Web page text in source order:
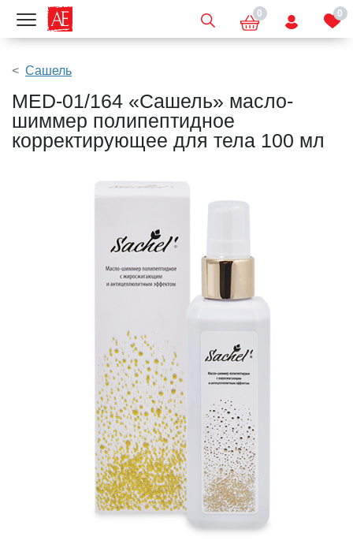
Показать меню 0 0
Сашель
MED-01/164 «Сашель» масло-
шиммер полипептидное
корректирующее для тела 100 мл